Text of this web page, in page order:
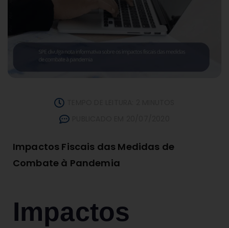
Impactos Fiscais das Medidas de
Combate à Pandemia
Impactos